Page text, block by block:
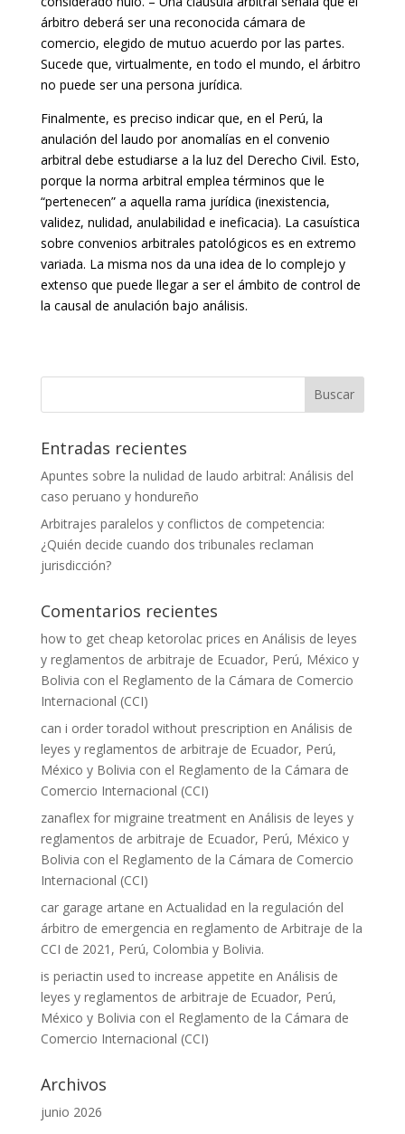
árbitro deberá ser una reconocida cámara de
comercio, elegido de mutuo acuerdo por las partes.
Sucede que, virtualmente, en todo el mundo, el árbitro
no puede ser una persona jurídica.
Finalmente, es preciso indicar que, en el Perú, la
anulación del laudo por anomalías en el convenio
arbitral debe estudiarse a la luz del Derecho Civil. Esto,
porque la norma arbitral emplea términos que le
“pertenecen” a aquella rama jurídica (inexistencia,
validez, nulidad, anulabilidad e ineficacia). La casuística
sobre convenios arbitrales patológicos es en extremo
variada. La misma nos da una idea de lo complejo y
extenso que puede llegar a ser el ámbito de control de
la causal de anulación bajo análisis.
Entradas recientes
Apuntes sobre la nulidad de laudo arbitral: Análisis del
caso peruano y hondureño
Arbitrajes paralelos y conflictos de competencia:
¿Quién decide cuando dos tribunales reclaman
jurisdicción?
Comentarios recientes
how to get cheap ketorolac prices en Análisis de leyes
y reglamentos de arbitraje de Ecuador, Perú, México y
Bolivia con el Reglamento de la Cámara de Comercio
Internacional (CCI)
can i order toradol without prescription en Análisis de
leyes y reglamentos de arbitraje de Ecuador, Perú,
México y Bolivia con el Reglamento de la Cámara de
Comercio Internacional (CCI)
zanaflex for migraine treatmenten Análisis de leyes y
reglamentos de arbitraje de Ecuador, Perú, México y
Bolivia con el Reglamento de la Cámara de Comercio
Internacional (CCI)
car garage artane en Actualidad en la regulación del
árbitro de emergencia en reglamento de Arbitraje de la
CCI de 2021, Perú, Colombia y Bolivia.
is periactin used to increase appetite en Análisis de
leyes y reglamentos de arbitraje de Ecuador, Perú,
México y Bolivia con el Reglamento de la Cámara de
Comercio Internacional (CCI)
Archivos
junio 2026